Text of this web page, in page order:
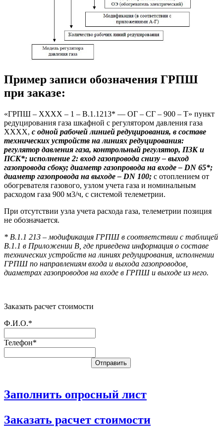
Пример записи обозначения ГРПШ
при заказе:
«ГРПШ – ХХХХ – 1 – В.1.1213* –– ОГ – СГ – 900 – Т» пункт
редуцирования газа шкафной с регулятором давления газа
ХХХХ, с одной рабочей линией редуцирования, в составе
технических устройств на линиях редуцирования:
регулятор давления газа, контрольный регулятор, ПЗК и
ПСК*; исполнение 2: вход газопровода снизу – выход
газопровода сбоку; диаметр газопровода на входе – DN 65*;
диаметр газопровода на выходе – DN 100; с отоплением от
обогревателя газового, узлом учета газа и номинальным
расходом газа 900 м3/ч, с системой телеметрии.
При отсутствии узла учета расхода газа, телеметрии позиция
не обозначается.
* В.1.1 213 – модификация ГРПШ в соответствии с таблицей
В.1.1 в Приложении В, где приведена информация о составе
технических устройств на линиях редуцирования, исполнении
ГРПШ по направлениям входа и выхода газопроводов,
диаметрах газопроводов на входе в ГРПШ и выходе из него.
Заказать расчет стоимости
Ф.И.О.*
Телефон*
Заполнить опросный лист
Заказать расчет стоимости